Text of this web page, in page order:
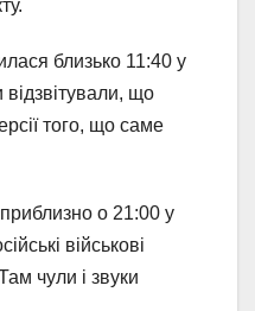
близько 11:40 у
відзвітували, що
того, що саме
о 21:00 у
військові
чули і звуки